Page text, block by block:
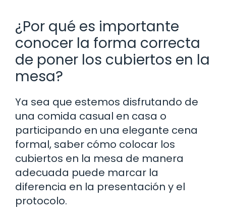
¿Por qué es importante
conocer la forma correcta
de poner los cubiertos en la
mesa?
Ya sea que estemos disfrutando de
una comida casual en casa o
participando en una elegante cena
formal, saber cómo colocar los
cubiertos en la mesa de manera
adecuada puede marcar la
diferencia en la presentación y el
protocolo.